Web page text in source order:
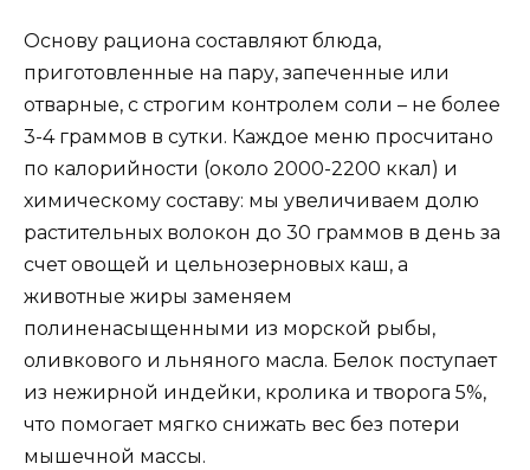
Основу рациона составляют блюда,
приготовленные на пару, запеченные или
отварные, с строгим контролем соли – не более
3-4 граммов в сутки. Каждое меню просчитано
по калорийности (около 2000-2200 ккал) и
химическому составу: мы увеличиваем долю
растительных волокон до 30 граммов в день за
счет овощей и цельнозерновых каш, а
животные жиры заменяем
полиненасыщенными из морской рыбы,
оливкового и льняного масла. Белок поступает
из нежирной индейки, кролика и творога 5%,
что помогает мягко снижать вес без потери
мышечной массы.